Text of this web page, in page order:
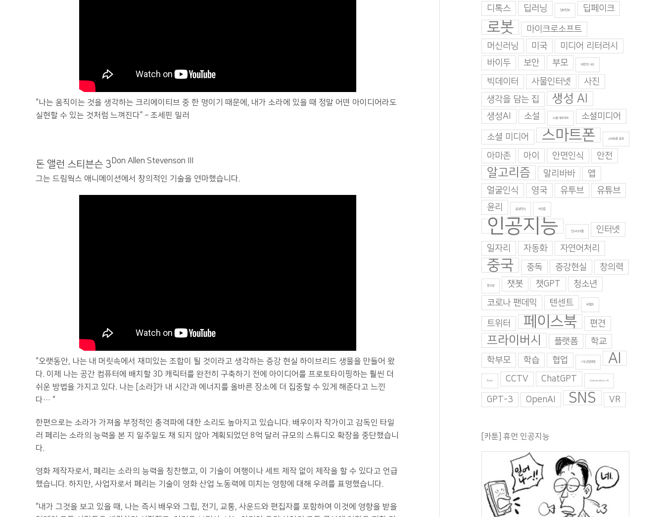
“나는 움직이는 것을 생각하는 크리에이티브 중 한 명이기 때문에, 내가 소라에 있을 때 정말 어떤 아이디어라도
실현할 수 있는 것처럼 느껴진다” – 조세핀 밀러
돈 앨런 스티븐슨 3 Don Allen Stevenson III
그는 드림웍스 애니메이션에서 창의적인 기술을 연마했습니다.
“오랫동안, 나는 내 머릿속에서 재미있는 조합이 될 것이라고 생각하는 증강 현실 하이브리드 생물을 만들어 왔
다. 이제 나는 공간 컴퓨터에 배치할 3D 캐릭터를 완전히 구축하기 전에 아이디어를 프로토타이핑하는 훨씬 더
쉬운 방법을 가지고 있다. 나는 [소라]가 내 시간과 에너지를 올바른 장소에 더 집중할 수 있게 해준다고 느낀
다… “
한편으로는 소라가 가져올 부정적인 충격파에 대한 소리도 높아지고 있습니다. 배우이자 작가이고 감독인 타일
러 페리는 소라의 능력을 본 지 일주일도 채 되지 않아 계획되었던 8억 달러 규모의 스튜디오 확장을 중단했습니
다.
영화 제작자로서, 페리는 소라의 능력을 칭찬했고, 이 기술이 여행이나 세트 제작 없이 제작을 할 수 있다고 언급
했습니다. 하지만, 사업자로서 페리는 기술이 영화 산업 노동력에 미치는 영향에 대해 우려를 표명했습니다.
“내가 그것을 보고 있을 때, 나는 즉시 배우와 그립, 전기, 교통, 사운드와 편집자를 포함하여 이것에 영향을 받을
디톡스
딥러닝 딥마인드 딥페이크
로봇
마이크로소프트
머신러닝
미국
미디어 리터러시
바이두
보안 부모 비판적 사고
빅데이터 사물인터넷
사진
생각을 담는 집
생성 AI
생성AI 소설 소셜 네트워크 소셜미디어
소셜 미디어 스마트폰 스마트폰 중독
아마존 아이 안면인식 안전
알고리즘 알리바바
앱
얼굴인식
영국 유투브
유튜브
윤리
음성인식 이인준
인공지능 인스타그램
인터넷
일자리
자동화 자연어처리
중국 중독 증강현실 창의력
창의성 챗봇 챗GPT
청소년
코로나 팬데믹
텐센트 트럼프
트위터 페이스북 편견
프라이버시 플랫폼
학교
학부모
학습 협업 4차산업혁명 AI
Burn CCTV ChatGPT Generative AI
GPT-3 OpenAI SNS VR
[카툰] 휴먼 인공지능